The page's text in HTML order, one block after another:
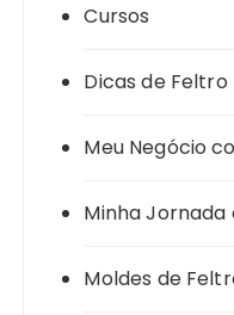
Cursos
Dicas de Feltro
Meu Negócio
Minha
Moldes de